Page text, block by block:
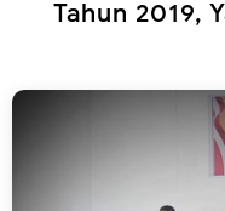
Tahun 2019,